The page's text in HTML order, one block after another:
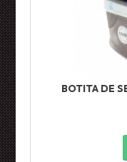
BOTITA DE